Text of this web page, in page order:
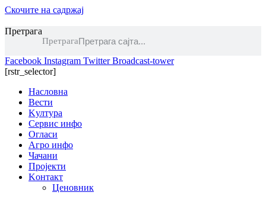
Скочите на садржај
Претрага
Претрага
Facebook Instagram Twitter Broadcast-tower
[rstr_selector]
Насловна
Вести
Kултура
Сервис инфо
Огласи
Агро инфо
Чачани
Пројекти
Kонтакт
Ценовник